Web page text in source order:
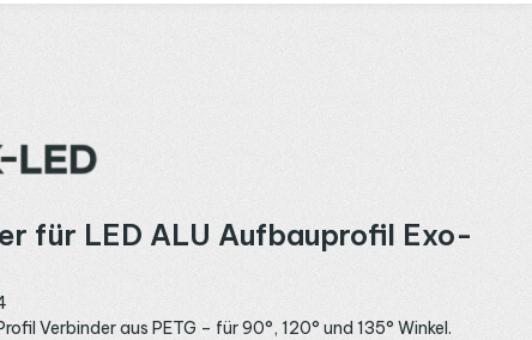
für LED ALU Aufbauprofil Exo-
Verbinder aus PETG – für 90°, 120° und 135° Winkel.